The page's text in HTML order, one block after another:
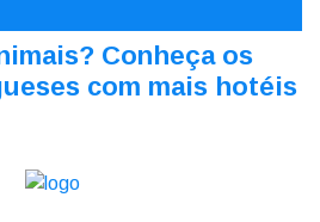
Conheça os
com mais hotéis